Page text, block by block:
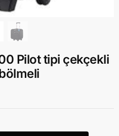
Pilot tipi çekçekli